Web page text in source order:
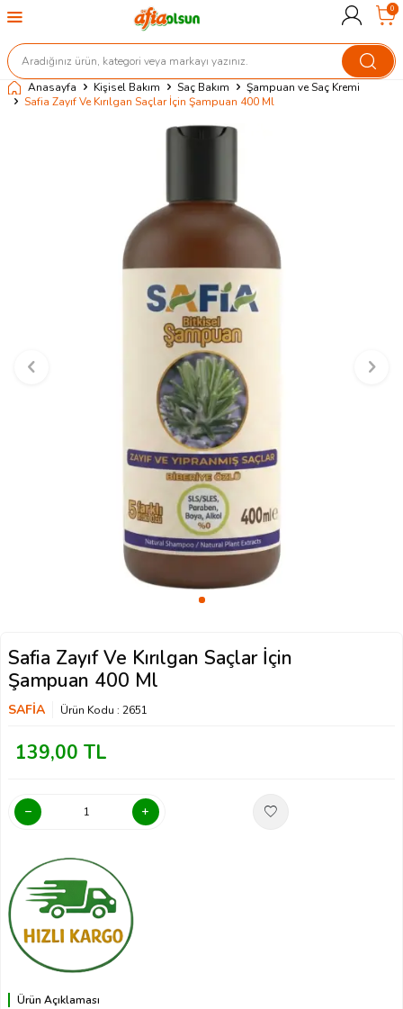
0
Anasayfa Kişisel Bakım Saç Bakım
Şampuan ve Saç Kremi
Safia Zayıf Ve Kırılgan Saçlar İçin Şampuan 400 Ml
Safia Zayıf Ve Kırılgan Saçlar İçin
Şampuan 400 Ml
SAFİA Ürün Kodu : 2651
139,00 TL
Ürün Açıklaması